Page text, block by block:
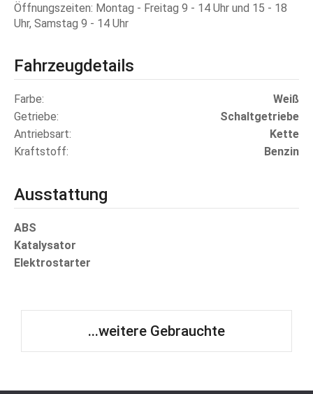
Öffnungszeiten: Montag - Freitag 9 - 14 Uhr und 15 - 18
Uhr, Samstag 9 - 14 Uhr
Fahrzeugdetails
Farbe
Weiß
Getriebe
Schaltgetriebe
Antriebsart
Kette
Kraftstoff
Benzin
Ausstattung
ABS
Katalysator
Elektrostarter
...weitere Gebrauchte